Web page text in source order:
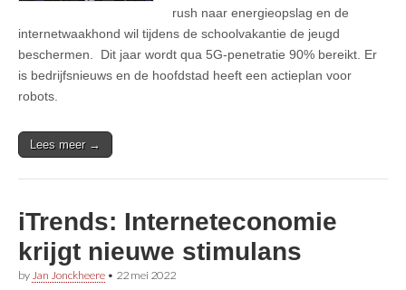
rush naar energieopslag en de
internetwaakhond wil tijdens de schoolvakantie de jeugd
beschermen. Dit jaar wordt qua 5G-penetratie 90% bereikt. Er
is bedrijfsnieuws en de hoofdstad heeft een actieplan voor
robots.
Lees meer →
iTrends: Interneteconomie
krijgt nieuwe stimulans
by Jan Jonckheere • 22 mei 2022